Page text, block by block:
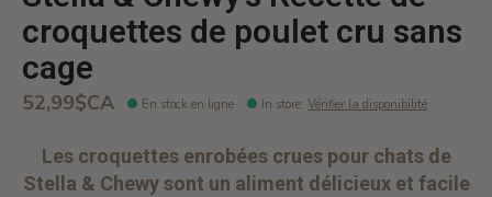
croquettes de poulet cru sans
cage
52,99$CA En stock en ligne In store:Vérifier la disponibilité
Les croquettes enrobées crues pour chats de
Stella & Chewy sont un aliment délicieux et facile